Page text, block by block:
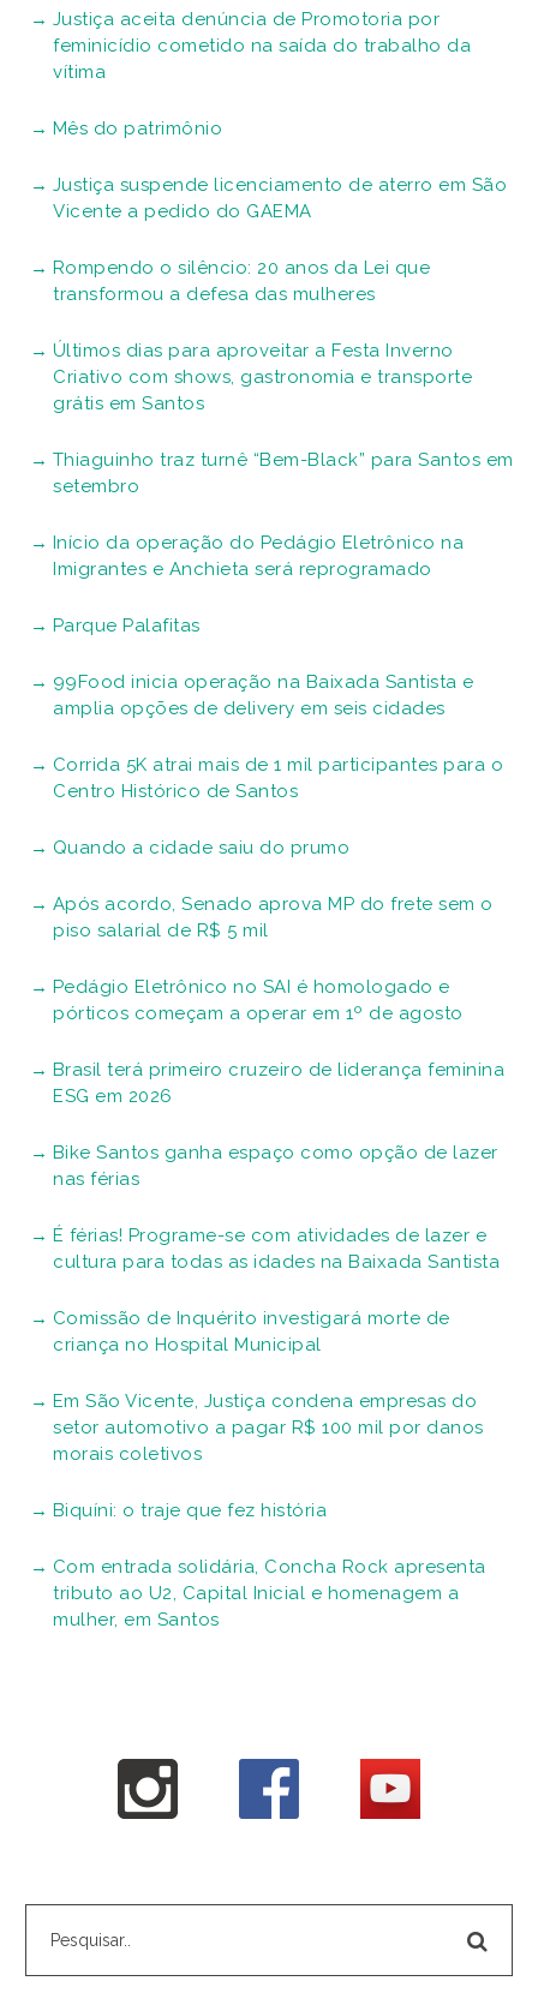
Justiça aceita denúncia de Promotoria por
feminicídio cometido na saída do trabalho da
vítima
Mês do patrimônio
Justiça suspende licenciamento de aterro em São
Vicente a pedido do GAEMA
Rompendo o silêncio: 20 anos da Lei que
transformou a defesa das mulheres
Últimos dias para aproveitar a Festa Inverno
Criativo com shows, gastronomia e transporte
grátis em Santos
Thiaguinho traz turnê “Bem-Black” para Santos em
setembro
Início da operação do Pedágio Eletrônico na
Imigrantes e Anchieta será reprogramado
Parque Palafitas
99Food inicia operação na Baixada Santista e
amplia opções de delivery em seis cidades
Corrida 5K atrai mais de 1 mil participantes para o
Centro Histórico de Santos
Quando a cidade saiu do prumo
Após acordo, Senado aprova MP do frete sem o
piso salarial de R$ 5 mil
Pedágio Eletrônico no SAI é homologado e
pórticos começam a operar em 1º de agosto
Brasil terá primeiro cruzeiro de liderança feminina
ESG em 2026
Bike Santos ganha espaço como opção de lazer
nas férias
É férias! Programe-se com atividades de lazer e
cultura para todas as idades na Baixada Santista
Comissão de Inquérito investigará morte de
criança no Hospital Municipal
Em São Vicente, Justiça condena empresas do
setor automotivo a pagar R$ 100 mil por danos
morais coletivos
Biquíni: o traje que fez história
Com entrada solidária, Concha Rock apresenta
tributo ao U2, Capital Inicial e homenagem a
mulher, em Santos